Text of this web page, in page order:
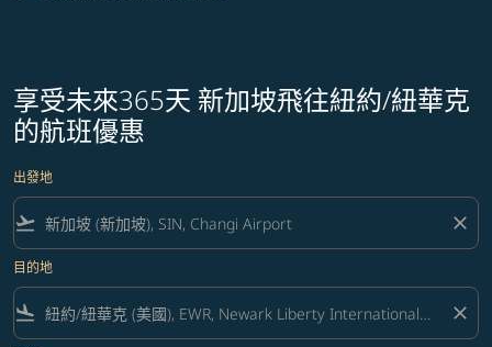
享受未來365天 新加坡飛往紐約/紐華克
的航班優惠
出發地
flight_takeoff close
目的地
flight_land close